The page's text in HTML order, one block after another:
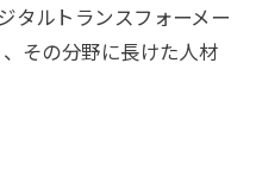
タルトランスフォーメー
その分野に長けた人材